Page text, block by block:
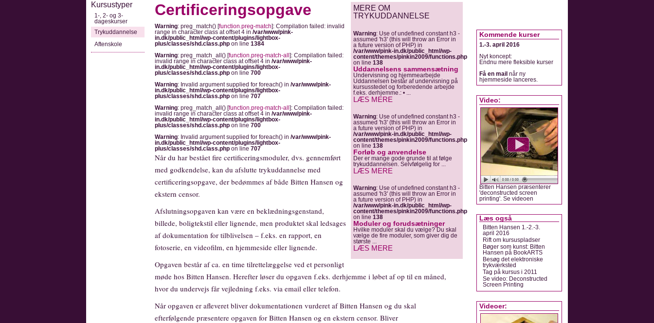
MERE OM
TRYKUDDANNELSE
Warning: Use of undefined constant h3 -
assumed 'h3' (this will throw an Error in
a future version of PHP) in
/var/www/pink-in.dk/public_html/wp-
content/themes/pinkin2009/functions.php
on line 138
Uddannelsens sammensætning
Undervisning og hjemmearbejde
Uddannelsen består af undervisning på
kursusstedet og forberedende arbejde
f.eks. derhjemme.: • ...
LÆS MERE
Warning: Use of undefined constant h3 -
assumed 'h3' (this will throw an Error in
a future version of PHP) in
/var/www/pink-in.dk/public_html/wp-
content/themes/pinkin2009/functions.php
on line 138
Forløb og anvendelse
Der er mange gode grunde til at følge
trykuddannelsen. Selvfølgelig for ...
LÆS MERE
Warning: Use of undefined constant h3 -
assumed 'h3' (this will throw an Error in
a future version of PHP) in
/var/www/pink-in.dk/public_html/wp-
content/themes/pinkin2009/functions.php
on line 138
Moduler og forudsætninger
Hvilke moduler skal du vælge? Du skal
vælge de fire moduler, som giver dig de
største ...
LÆS MERE
Certificeringsopgave
Warning: preg_match() [function.preg-match]: Compilation failed: invalid
range in character class at offset 4 in /var/www/pink-
in.dk/public_html/wp-content/plugins/lightbox-
plus/classes/shd.class.php on line 1384
Warning: preg_match_all() [function.preg-match-all ]: Compilation failed:
invalid range in character class at offset 4 in /var/www/pink-
in.dk/public_html/wp-content/plugins/lightbox-
plus/classes/shd.class.php on line 700
Warning: Invalid argument supplied for foreach() in /var/www/pink-
in.dk/public_html/wp-content/plugins/lightbox-
plus/classes/shd.class.php on line 707
Warning: preg_match_all() [function.preg-match-all ]: Compilation failed:
invalid range in character class at offset 4 in /var/www/pink-
in.dk/public_html/wp-content/plugins/lightbox-
plus/classes/shd.class.php on line 700
Warning: Invalid argument supplied for foreach() in /var/www/pink-
in.dk/public_html/wp-content/plugins/lightbox-
plus/classes/shd.class.php on line 707
Når du har bestået fire certificeringsmoduler, dvs. gennemført
med godkendelse, kan du afslutte trykuddannelse med
certificeringsopgave, der bedømmes af både Bitten Hansen og
ekstern censor.
Afslutningsopgaven kan være en beklædningsgenstand,
billede, boligtekstil eller lignende, men produktet skal ledsages
af dokumentation for tilblivelsen – f.eks. en rapport, en
fotoserie, en videofilm, en hjemmeside eller lignende.
Opgaven består af ca. en time tilrettelæggelse ved et personligt
møde hos Bitten Hansen. Herefter løser du opgaven f.eks. derhjemme i løbet af op til en måned,
hvor du undervejs får vejledning f.eks. via email eller telefon.
Når opgaven er afleveret bliver dokumentationen vurderet af Bitten Hansen og du skal
efterfølgende præsentere opgaven for Bitten Hansen og en ekstern censor. Bliver
Kursustyper
1-, 2- og 3-
dageskurser
Trykuddannelse
Aftenskole
Kommende kurser
1.-3. april 2016
Nyt koncept:
Endnu mere fleksible kurser
Få en mail når ny
hjemmeside lanceres.
Video:
Bitten Hansen præsenterer
'deconstructed screen
printing'. Se videoen
Læs også
Bitten Hansen 1.-2.-3.
april 2016
Rift om kursuspladser
Bøger som kunst: Bitten
Hansen på BookARTS
Besøg det elektroniske
trykværksted
Tag på kursus i 2011
Se video: Deconstructed
Screen Printing
Videoer: